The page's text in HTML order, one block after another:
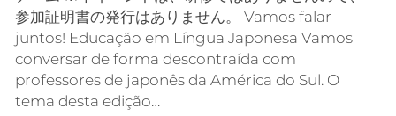
参加証明書の発行はありません。 Vamos falar
juntos! Educação em Língua Japonesa Vamos
conversar de forma descontraída com
professores de japonês da América do Sul. O
tema desta edição…